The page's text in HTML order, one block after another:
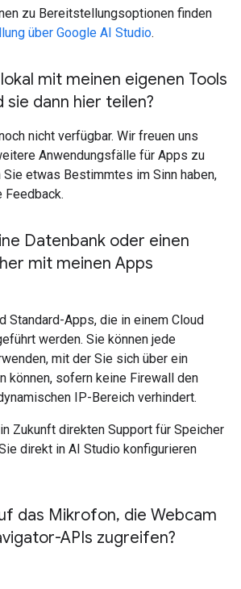
zu Bereitstellungsoptionen finden
über Google AI Studio.
mit meinen eigenen Tools
sie dann hier teilen?
nicht verfügbar. Wir freuen uns
Anwendungsfälle für Apps zu
Sie etwas Bestimmtes im Sinn haben,
Feedback.
Datenbank oder einen
mit meinen Apps
Standard-Apps, die in einem Cloud
werden. Sie können jede
mit der Sie sich über ein
können, sofern keine Firewall den
IP-Bereich verhindert.
Zukunft direkten Support für Speicher
direkt in AI Studio konfigurieren
das Mikrofon, die Webcam
APIs zugreifen?